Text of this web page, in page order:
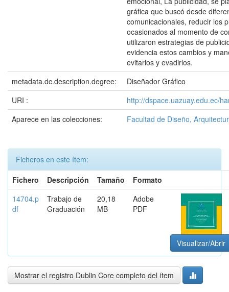
gráfica que buscó desde
comunicacionales, reducir los
ocasionados al momento de
utilizaron estrategias de
evidencia estos cambios y
evitarlos y evadirlos.
metadata.dc.description.degree:
Diseñador Gráfico
URI :
http://dspace.uazuay.edu.ec/
Aparece en las colecciones:
Facultad de Diseño,
Ficheros en este ítem:
Fichero
Descripción Tamaño
Formato
14704.p
df
Trabajo de
Graduación
20,18
MB
Adobe
PDF
Visualizar/Abrir
Mostrar el registro Dublin Core completo del ítem